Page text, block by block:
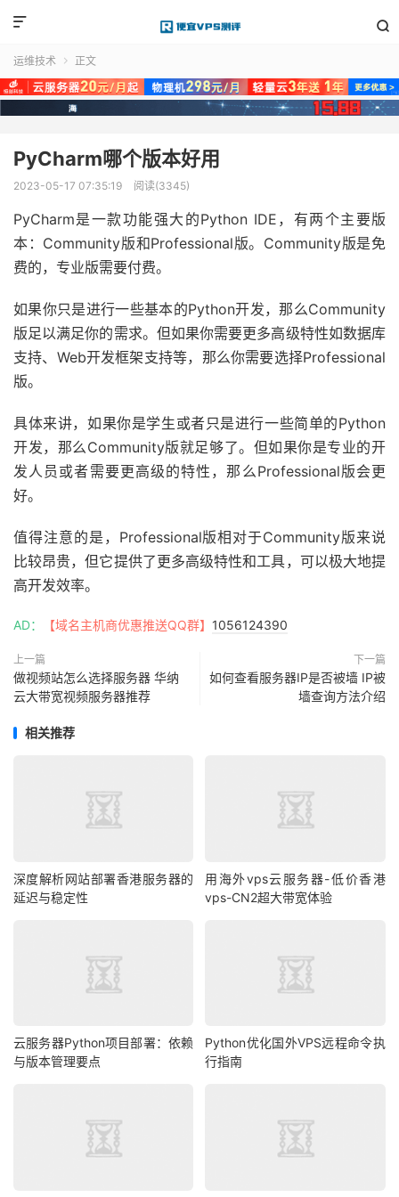


运维技术  正文
PyCharm哪个版本好用
2023-05-17 07:35:19 阅读(3345)
PyCharm是一款功能强大的Python IDE，有两个主要版
本：Community版和Professional版。Community版是免
费的，专业版需要付费。
如果你只是进行一些基本的Python开发，那么Community
版足以满足你的需求。但如果你需要更多高级特性如数据库
支持、Web开发框架支持等，那么你需要选择Professional
版。
具体来讲，如果你是学生或者只是进行一些简单的Python
开发，那么Community版就足够了。但如果你是专业的开
发人员或者需要更高级的特性，那么Professional版会更
好。
值得注意的是，Professional版相对于Community版来说
比较昂贵，但它提供了更多高级特性和工具，可以极大地提
高开发效率。
AD： 【域名主机商优惠推送QQ群】 1056124390
上一篇
做视频站怎么选择服务器 华纳
云大带宽视频服务器推荐
下一篇
如何查看服务器IP是否被墙 IP被
墙查询方法介绍
相关推荐
深度解析网站部署香港服务器的
延迟与稳定性
用海外vps云服务器-低价香港
vps-CN2超大带宽体验
云服务器Python项目部署：依赖
与版本管理要点
Python优化国外VPS远程命令执
行指南